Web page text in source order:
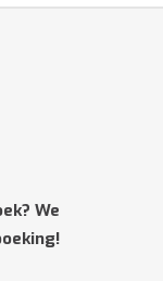
We